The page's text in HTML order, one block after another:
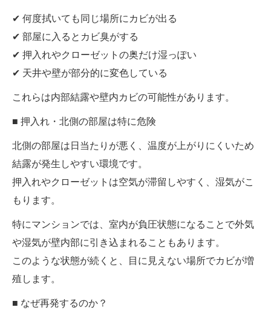
✔ 何度拭いても同じ場所にカビが出る
✔ 部屋に入るとカビ臭がする
✔ 押入れやクローゼットの奥だけ湿っぽい
✔ 天井や壁が部分的に変色している
これらは内部結露や壁内カビの可能性があります。
■ 押入れ・北側の部屋は特に危険
北側の部屋は日当たりが悪く、温度が上がりにくいため
結露が発生しやすい環境です。
押入れやクローゼットは空気が滞留しやすく、湿気がこ
もります。
特にマンションでは、室内が負圧状態になることで外気
や湿気が壁内部に引き込まれることもあります。
このような状態が続くと、目に見えない場所でカビが増
殖します。
■ なぜ再発するのか？